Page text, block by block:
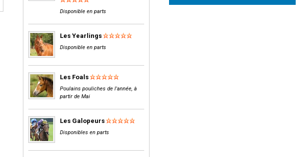
Disponible en parts
Les Yearlings
Disponible en parts
Les Foals
Poulains pouliches de l'année, à
partir de Mai
Les Galopeurs
Disponibles en parts